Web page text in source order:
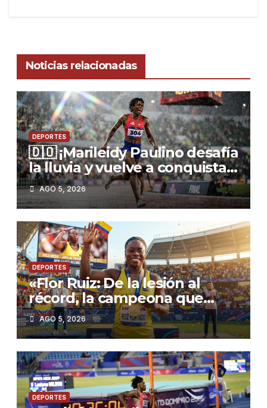
Noticias relacionadas
DEPORTES
🇩🇴 ¡Marileidy Paulino desafía
la lluvia y vuelve a conquistar
el oro!
AGO 5, 2026
DEPORTES
«Flor Ruiz: De la lesión al
récord, la campeona que
inspiró a Colombia en Santo
Domingo 2026»
AGO 5, 2026
DEPORTES